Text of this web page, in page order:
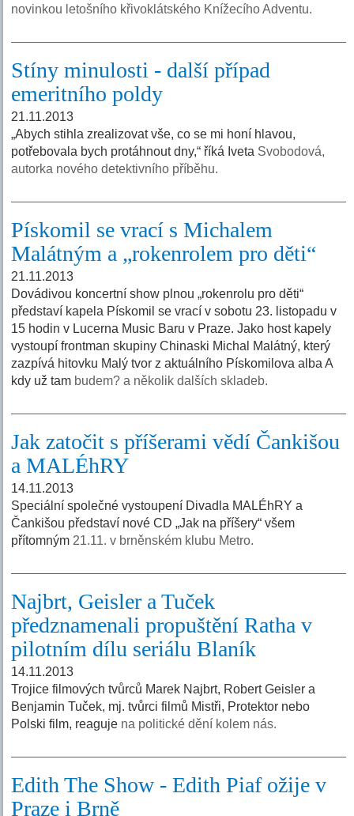
novinkou letošního křivoklátského Knížecího Adventu.
Stíny minulosti - další případ
emeritního poldy
21.11.2013
„Abych stihla zrealizovat vše, co se mi honí hlavou,
potřebovala bych protáhnout dny,“ říká Iveta Svobodová,
autorka nového detektivního příběhu.
Pískomil se vrací s Michalem
Malátným a „rokenrolem pro děti“
21.11.2013
Dovádivou koncertní show plnou „rokenrolu pro děti“
představí kapela Pískomil se vrací v sobotu 23. listopadu v
15 hodin v Lucerna Music Baru v Praze. Jako host kapely
vystoupí frontman skupiny Chinaski Michal Malátný, který
zazpívá hitovku Malý tvor z aktuálního Pískomilova alba A
kdy už tam budem? a několik dalších skladeb.
Jak zatočit s příšerami vědí Čankišou
a MALÉhRY
14.11.2013
Speciální společné vystoupení Divadla MALÉhRY a
Čankišou představí nové CD „Jak na příšery“ všem
přítomným 21.11. v brněnském klubu Metro.
Najbrt, Geisler a Tuček
předznamenali propuštění Ratha v
pilotním dílu seriálu Blaník
14.11.2013
Trojice filmových tvůrců Marek Najbrt, Robert Geisler a
Benjamin Tuček, mj. tvůrci filmů Mistři, Protektor nebo
Polski film, reaguje na politické dění kolem nás.
Edith The Show - Edith Piaf ožije v
Praze i Brně